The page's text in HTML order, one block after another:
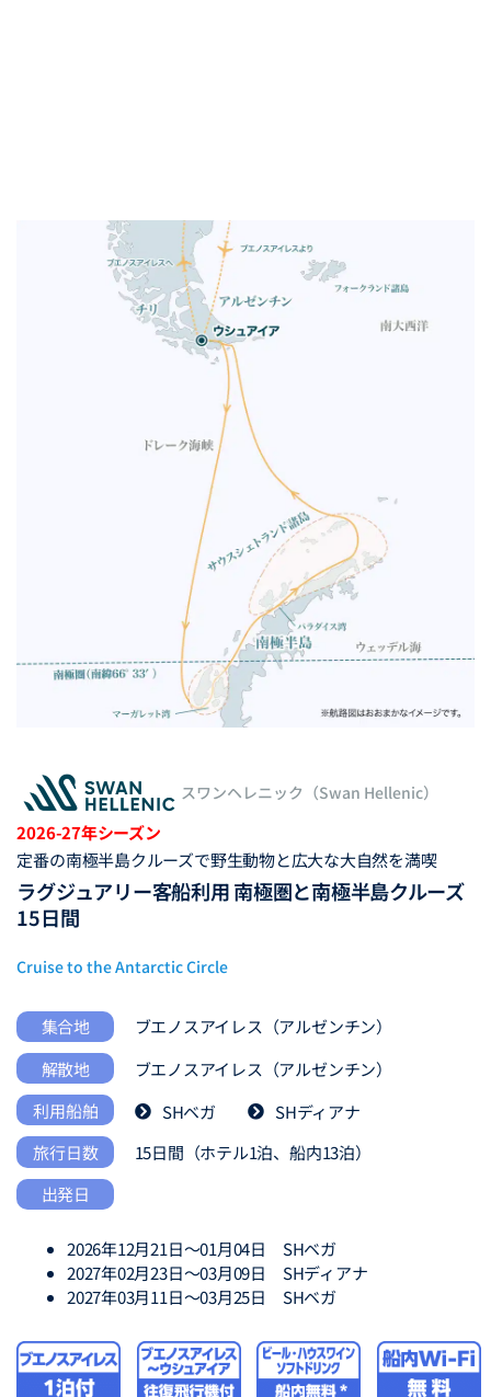
スワンヘレニック（Swan Hellenic）
2026-27年シーズン
定番の南極半島クルーズで野生動物と広大な大自然を満喫
ラグジュアリー客船利用 南極圏と南極半島クルーズ
15日間
Cruise to the Antarctic Circle
集合地
ブエノスアイレス（アルゼンチン）
解散地
ブエノスアイレス（アルゼンチン）
利用船舶
SHベガ
SHディアナ
旅行日数
15日間（ホテル1泊、船内13泊）
出発日
2026年12月21日～01月04日 SHベガ
2027年02月23日～03月09日 SHディアナ
2027年03月11日～03月25日 SHベガ